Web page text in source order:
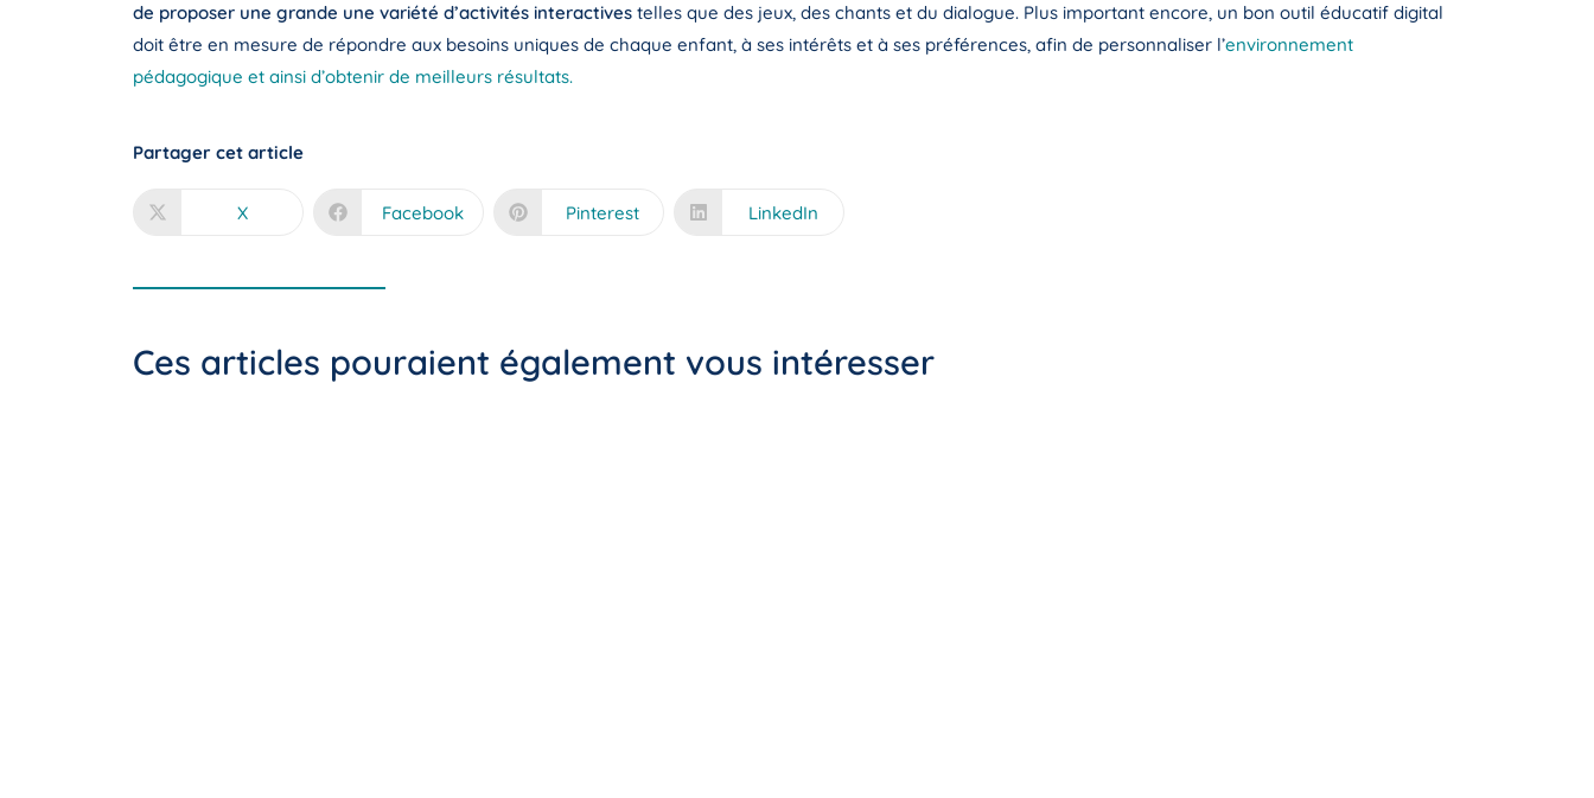
de proposer une grande une variété d’activités interactives telles que des jeux, des chants et du dialogue. Plus important encore, un bon outil éducatif digital
doit être en mesure de répondre aux besoins uniques de chaque enfant, à ses intérêts et à ses préférences, afin de personnaliser l’environnement
pédagogique et ainsi d’obtenir de meilleurs résultats.
Partager cet article
X Facebook Pinterest LinkedIn
Ces articles pouraient également vous intéresser